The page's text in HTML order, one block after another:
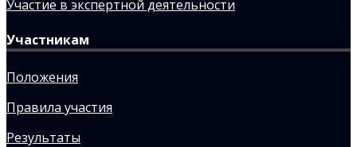
Участие в экспертной деятельности
Участникам
Положения
Правила участия
Результаты